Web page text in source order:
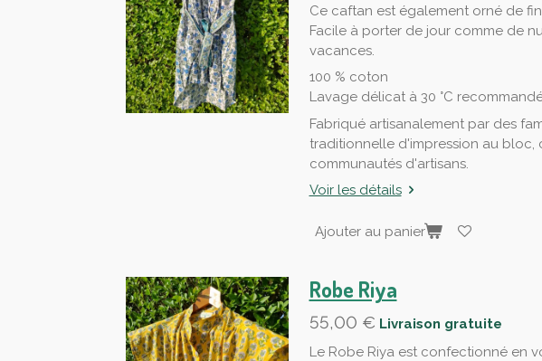
Ce caftan est également orné de
Facile à porter de jour comme de
vacances.
100 % coton
Lavage délicat à 30 °C
Fabriqué artisanalement par des
traditionnelle d'impression au bloc,
communautés d'artisans.
Voir les détails
Ajouter au panier
Robe Riya
55,00 € Livraison gratuite
Le Robe Riya est confectionné en